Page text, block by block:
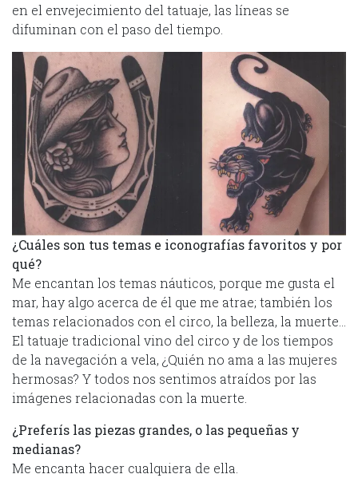
en el envejecimiento del tatuaje, las líneas se
difuminan con el paso del tiempo.
¿Cuáles son tus temas e iconografías favoritos y por
qué?
Me encantan los temas náuticos, porque me gusta el
mar, hay algo acerca de él que me atrae; también los
temas relacionados con el circo, la belleza, la muerte…
El tatuaje tradicional vino del circo y de los tiempos
de la navegación a vela, ¿Quién no ama a las mujeres
hermosas? Y todos nos sentimos atraídos por las
imágenes relacionadas con la muerte.
¿Preferís las piezas grandes, o las pequeñas y
medianas?
Me encanta hacer cualquiera de ella.